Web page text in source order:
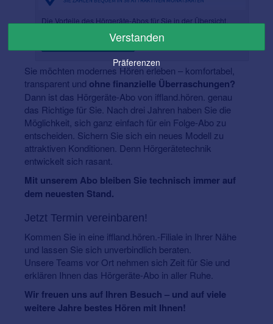
Die Vorteile des Hörgeräte-Abos für Sie in der Übersicht.
Zum Hörgeräte-Abo
Sie möchten modernes Hören erleben – komfortabel,
transparent und ohne finanzielle Überraschungen?
Dann ist das Hörgeräte-Abo von iffland.hören. genau
das Richtige für Sie. Nach drei Jahren haben Sie die
Möglichkeit, sich ganz einfach für ein Folge-Abo zu
entscheiden. Sichern Sie sich ein neues Modell zu
attraktiven Konditionen. Denn Hörgerätetechnik
entwickelt sich rasant.
Mit unserem Abo bleiben Sie technisch immer auf
dem neuesten Stand.
Jetzt Termin vereinbaren!
Kommen Sie in eine iffland.hören.-Filiale in Ihrer Nähe
und lassen Sie sich unverbindlich beraten.
Unsere Teams vor Ort nehmen sich Zeit für Sie und
erklären Ihnen das Hörgeräte-Abo in aller Ruhe.
Wir freuen uns auf Ihren Besuch – und auf viele
weitere Jahre bestes Hören mit Ihnen!
Verstanden
Präferenzen